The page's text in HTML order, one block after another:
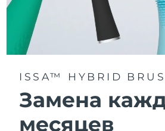
ISSA™ HYBRID
Замена
месяцев